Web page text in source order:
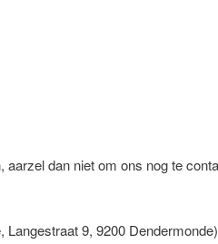
dan niet om ons nog te
9, 9200 Dendermonde)